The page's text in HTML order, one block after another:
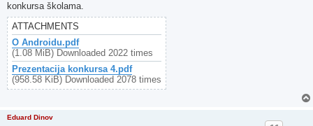
konkursa školama.
ATTACHMENTS
O Androidu.pdf
(1.08 MiB) Downloaded 2022 times
Prezentacija konkursa 4.pdf
(958.58 KiB) Downloaded 2078 times
Eduard Dinov